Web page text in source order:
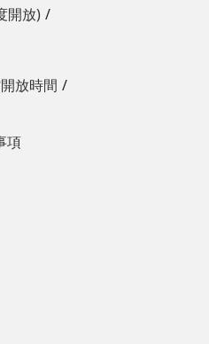
開放)
放時間
項